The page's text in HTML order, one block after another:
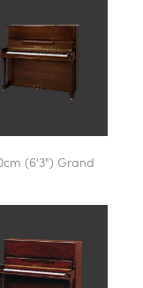
(6'3") Grand